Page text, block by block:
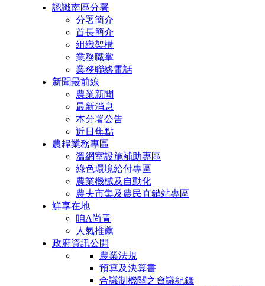
認識南區分署
分署簡介
首長簡介
組織架構
業務職掌
業務聯絡電話
新聞最前線
農業新聞
最新消息
本分署公告
近日焦點
農糧業務專區
溫網室設施補助專區
綠色環境給付專區
農業機械及自動化
農夫市集及農民直銷站專區
鮮享在地
咱A尚青
人氣推薦
政府資訊公開
農業法規
預算及決算書
合議制機關之會議紀錄